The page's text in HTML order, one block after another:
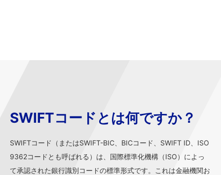
SWIFTコードとは何ですか？
SWIFTコード（またはSWIFT-BIC、BICコード、SWIFT ID、ISO
9362コードとも呼ばれる）は、国際標準化機構（ISO）によっ
て承認された銀行識別コードの標準形式です。これは金融機関お